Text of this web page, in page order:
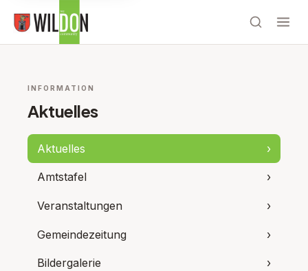
INFORMATION
Aktuelles
Aktuelles ›
Amtstafel ›
Veranstaltungen ›
Gemeindezeitung ›
Bildergalerie ›